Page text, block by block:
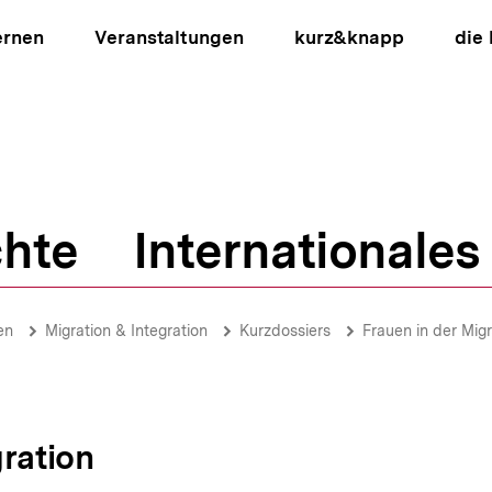
Veranstaltungen kurz&knapp die
Internationales
Migration & Integration Kurzdossiers Frauen in der